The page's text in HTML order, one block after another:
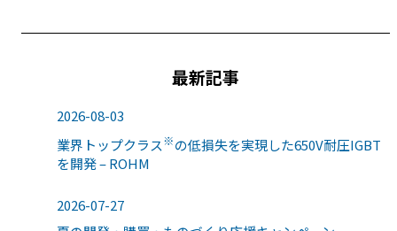
最新記事
2026-08-03
業界トップクラス※の低損失を実現した650V耐圧IGBT
を開発 – ROHM
2026-07-27